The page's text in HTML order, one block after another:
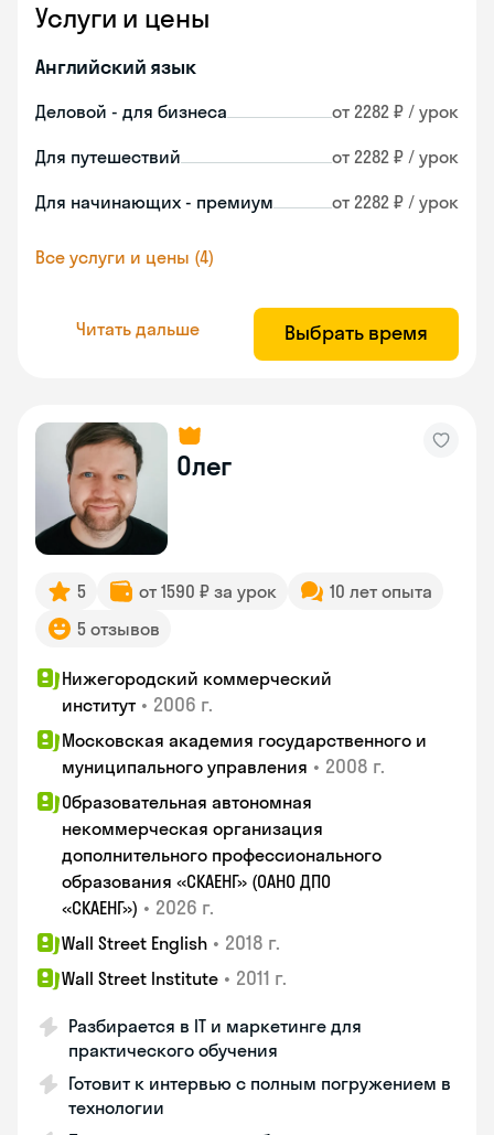
Услуги и цены
Английский язык
Деловой - для бизнеса от 2282 ₽ / урок
Для путешествий от 2282 ₽ / урок
Для начинающих - премиум от 2282 ₽ / урок
Все услуги и цены (4)
Читать дальше Выбрать время
Олег
5 от 1590 ₽ за урок
10 лет опыта
5 отзывов
Нижегородский коммерческий
институт • 2006 г.
Московская академия государственного и
муниципального управления • 2008 г.
Образовательная автономная
некоммерческая организация
дополнительного профессионального
образования «СКАЕНГ» (ОАНО ДПО
«СКАЕНГ») • 2026 г.
Wall Street English • 2018 г.
Wall Street Institute • 2011 г.
Разбирается в IT и маркетинге для
практического обучения
Готовит к интервью с полным погружением в
технологии